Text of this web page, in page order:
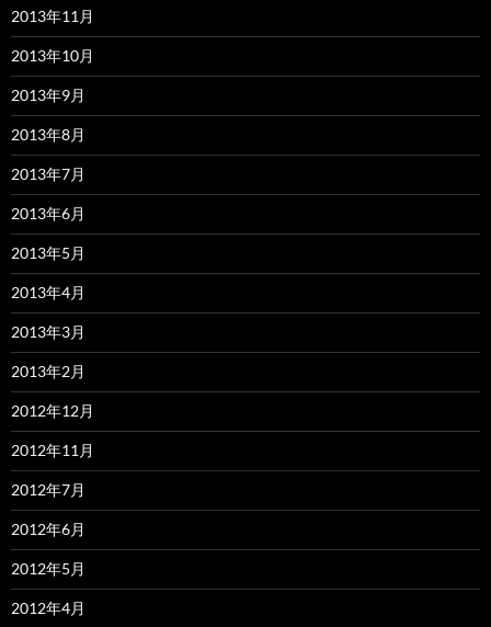
2013年11月
2013年10月
2013年9月
2013年8月
2013年7月
2013年6月
2013年5月
2013年4月
2013年3月
2013年2月
2012年12月
2012年11月
2012年7月
2012年6月
2012年5月
2012年4月